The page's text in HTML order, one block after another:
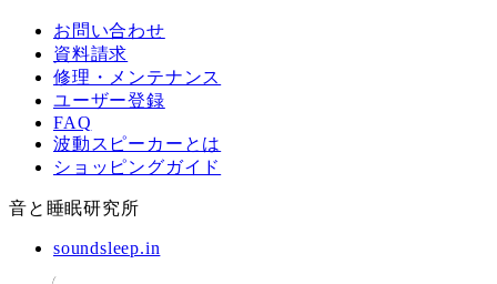
お問い合わせ
資料請求
修理・メンテナンス
ユーザー登録
FAQ
波動スピーカーとは
ショッピングガイド
音と睡眠研究所
soundsleep.in